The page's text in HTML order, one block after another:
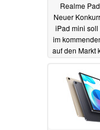
Realme
Neuer
iPad mini soll
im
auf den Markt